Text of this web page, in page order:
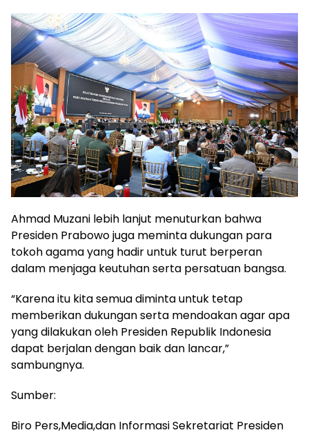
Ahmad Muzani lebih lanjut menuturkan bahwa
Presiden Prabowo juga meminta dukungan para
tokoh agama yang hadir untuk turut berperan
dalam menjaga keutuhan serta persatuan bangsa.
“Karena itu kita semua diminta untuk tetap
memberikan dukungan serta mendoakan agar apa
yang dilakukan oleh Presiden Republik Indonesia
dapat berjalan dengan baik dan lancar,”
sambungnya.
Sumber:
Biro Pers,Media,dan Informasi Sekretariat Presiden